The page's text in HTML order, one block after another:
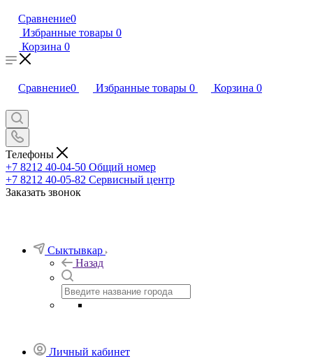
Сравнение0
Избранные товары 0
Корзина 0
Сравнение0 Избранные товары 0 Корзина 0
Телефоны
+7 8212 40-04-50 Общий номер
+7 8212 40-05-82 Сервисный центр
Заказать звонок
Сыктывкар
Назад
Личный кабинет